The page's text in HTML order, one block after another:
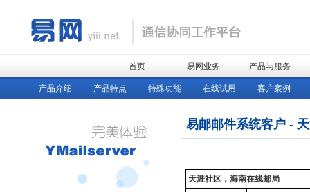
首页 易网业务 产品与服务
产品介绍 产品特点 特殊功能 在线试用 客户案例
易邮邮件系统客户 -
天涯社区，海南在线邮局